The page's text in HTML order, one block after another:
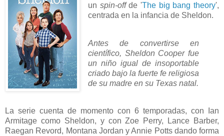
un spin-offde 'The big bang theory',
centrada en la infancia de Sheldon.
Antes de convertirse en
científico, Sheldon Cooper fue
un niño igual de insoportable
criado bajo la fuerte fe religiosa
de su madre en su Texas natal.
La serie cuenta de momento con 6 temporadas, con Ian
Armitage como Sheldon, y con Zoe Perry, Lance Barber,
Raegan Revord, Montana Jordan y Annie Potts dando forma